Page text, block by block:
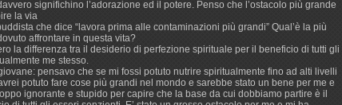
significhino l’adorazione ed il potere. Penso che l’ostacolo più grande
la via
che dice “lavora prima alle contaminazioni più grandi” Qual’è la più
affrontare in questa vita?
la differenza tra il desiderio di perfezione spirituale per il beneficio di tutti gli
me stesso.
pensavo che se mi fossi potuto nutrire spiritualmente fino ad alti livelli
potuto fare cose più grandi nel mondo e sarebbe stato un bene per me e
ignorante e stupido per capire che la base da cui dobbiamo partire è il